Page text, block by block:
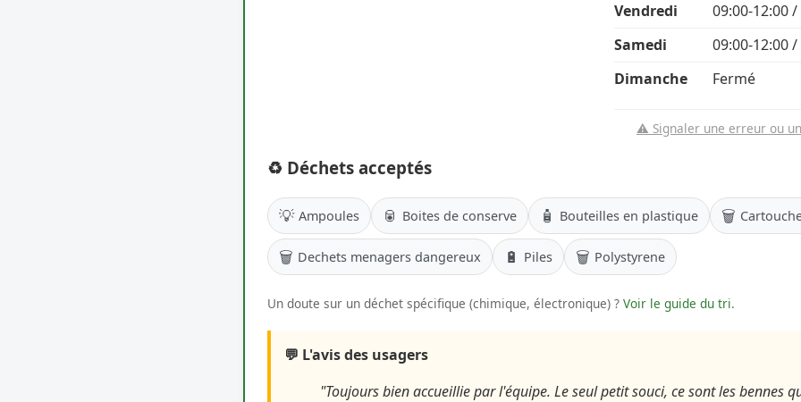
Vendredi
09:00-12:00
Samedi
09:00-12:00
Dimanche
Fermé
⚠️ Signaler une erreur ou
♻️ Déchets acceptés
💡 Ampoules 🥫 Boites de conserve 🧴 Bouteilles en plastique 🗑️
🗑️ Dechets menagers dangereux 🔋 Piles 🗑️ Polystyrene
Un doute sur un déchet spécifique (chimique, électronique) ? Voir le guide du tri.
💬 L'avis des usagers
"Toujours bien accueillie par l'équipe. Le seul petit souci, ce sont les bennes